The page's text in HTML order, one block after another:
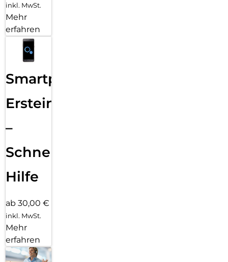
inkl. MwSt.
Mehr
erfahren
Smartphone
Ersteinrichtung
–
Schnelle
Hilfe
ab 30,00 €
inkl. MwSt.
Mehr
erfahren